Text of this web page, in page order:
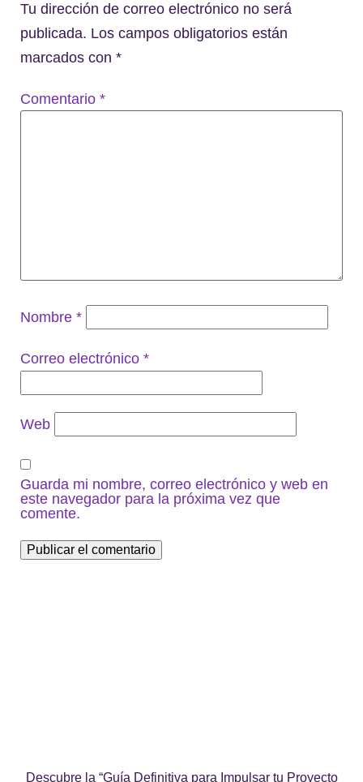
Tu dirección de correo electrónico no será
publicada. Los campos obligatorios están
marcados con *
Comentario *
Nombre *
Correo electrónico *
Web
Guarda mi nombre, correo electrónico y web en
este navegador para la próxima vez que
comente.
Descubre la “Guía Definitiva para Impulsar tu Proyecto